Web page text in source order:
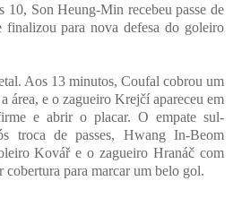
10, Son Heung-Min recebeu passe de
finalizou para nova defesa do goleiro
Aos 13 minutos, Coufal cobrou um
área, e o zagueiro Krejčí apareceu em
e abrir o placar. O empate sul-
troca de passes, Hwang In-Beom
Kovář e o zagueiro Hranáč com
para marcar um belo gol.